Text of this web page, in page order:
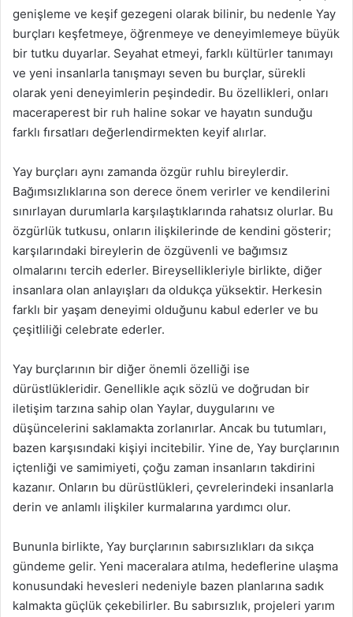
genişleme ve keşif gezegeni olarak bilinir, bu nedenle Yay
burçları keşfetmeye, öğrenmeye ve deneyimlemeye büyük
bir tutku duyarlar. Seyahat etmeyi, farklı kültürler tanımayı
ve yeni insanlarla tanışmayı seven bu burçlar, sürekli
olarak yeni deneyimlerin peşindedir. Bu özellikleri, onları
maceraperest bir ruh haline sokar ve hayatın sunduğu
farklı fırsatları değerlendirmekten keyif alırlar.
Yay burçları aynı zamanda özgür ruhlu bireylerdir.
Bağımsızlıklarına son derece önem verirler ve kendilerini
sınırlayan durumlarla karşılaştıklarında rahatsız olurlar. Bu
özgürlük tutkusu, onların ilişkilerinde de kendini gösterir;
karşılarındaki bireylerin de özgüvenli ve bağımsız
olmalarını tercih ederler. Bireysellikleriyle birlikte, diğer
insanlara olan anlayışları da oldukça yüksektir. Herkesin
farklı bir yaşam deneyimi olduğunu kabul ederler ve bu
çeşitliliği celebrate ederler.
Yay burçlarının bir diğer önemli özelliği ise
dürüstlükleridir. Genellikle açık sözlü ve doğrudan bir
iletişim tarzına sahip olan Yaylar, duygularını ve
düşüncelerini saklamakta zorlanırlar. Ancak bu tutumları,
bazen karşısındaki kişiyi incitebilir. Yine de, Yay burçlarının
içtenliği ve samimiyeti, çoğu zaman insanların takdirini
kazanır. Onların bu dürüstlükleri, çevrelerindeki insanlarla
derin ve anlamlı ilişkiler kurmalarına yardımcı olur.
Bununla birlikte, Yay burçlarının sabırsızlıkları da sıkça
gündeme gelir. Yeni maceralara atılma, hedeflerine ulaşma
konusundaki hevesleri nedeniyle bazen planlarına sadık
kalmakta güçlük çekebilirler. Bu sabırsızlık, projeleri yarım